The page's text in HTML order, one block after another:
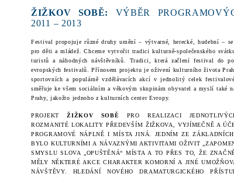
ŽIŽKOV SOBĚ:
VÝBĚR
2011 – 2013
Festival propojuje různé druhy umění – výtvarné, herecké, hudební –
pro děti a mládež. Chceme vytvořit tradici kulturně-společenského
turistů a náhodných návštěvníků. Tradici, která začlení festival do
evropských festivalů. Přínosem projektu je oživení kulturního života
sportovních a populárně vzdělávacích akcí v jednolitý celek
směřuje ke všem sociálním a věkovým skupinám obyvatel a myslí také
Prahy, jakožto jednoho z kulturních center Evropy.
PROJEKTŽIŽKOV SOBĚ PRO REALIZACI
ROZMANITÉ LOKALITY PŘEDEVŠÍM ŽIŽKOVA, VYJÍMEČNĚ A
PROGRAMOVÉ NÁPLNĚ I MÍSTA JINÁ. JEDNÍM ZE
BYLO KULTURNÍMI A NÁVAZNÝMI AKTIVITAMI OŽIVIT
SMYSLU SLOVA „OPUŠTĚNÁ“ MÍSTA A TO PŘES TO, ŽE
MĚLY NĚKTERÉ AKCE CHARAKTER KOMORNÍ A JINÉ
NÁVŠTĚVY. HLEDÁNÍ NOVÉHO DRAMATURGICKÉHO